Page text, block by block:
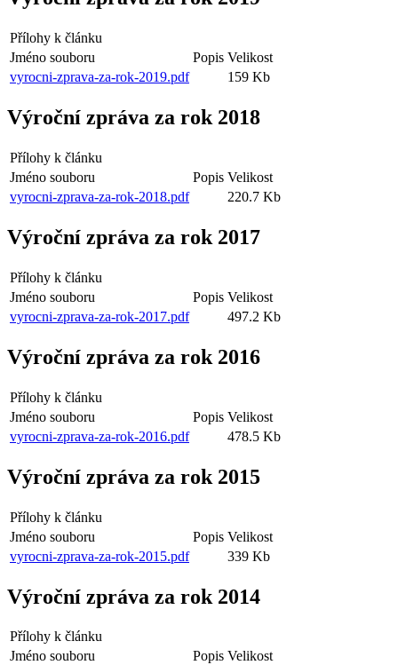
Přílohy k článku
Jméno souboru
Popis Velikost
vyrocni-zprava-za-rok-2019.pdf
159 Kb
Výroční zpráva za rok 2018
Přílohy k článku
Jméno souboru
Popis Velikost
vyrocni-zprava-za-rok-2018.pdf
220.7 Kb
Výroční zpráva za rok 2017
Přílohy k článku
Jméno souboru
Popis Velikost
vyrocni-zprava-za-rok-2017.pdf
497.2 Kb
Výroční zpráva za rok 2016
Přílohy k článku
Jméno souboru
Popis Velikost
vyrocni-zprava-za-rok-2016.pdf
478.5 Kb
Výroční zpráva za rok 2015
Přílohy k článku
Jméno souboru
Popis Velikost
vyrocni-zprava-za-rok-2015.pdf
339 Kb
Výroční zpráva za rok 2014
Přílohy k článku
Jméno souboru
Popis Velikost